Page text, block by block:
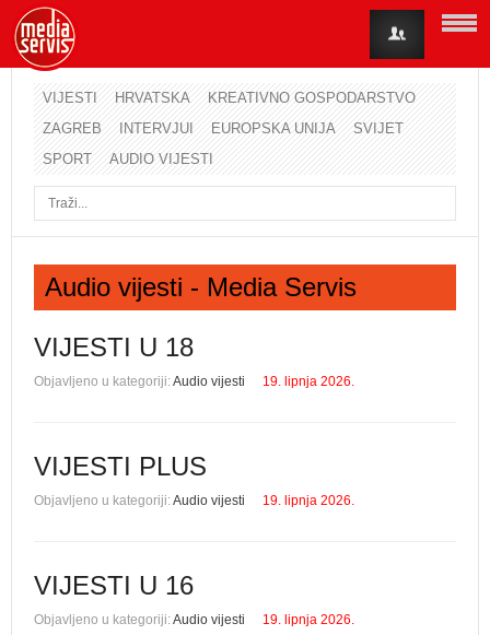
VIJESTI HRVATSKA
KREATIVNO GOSPODARSTVO
ZAGREB
INTERVJUI EUROPSKA UNIJA
SVIJET
SPORT
AUDIO VIJESTI
Audio vijesti - Media Servis
VIJESTI U 18
Objavljeno u kategoriji:Audio vijesti 19. lipnja 2026.
VIJESTI PLUS
Objavljeno u kategoriji:Audio vijesti 19. lipnja 2026.
VIJESTI U 16
Objavljeno u kategoriji:Audio vijesti 19. lipnja 2026.
Korisničko ime
Lozinka
Zaboravili ste lozinku?